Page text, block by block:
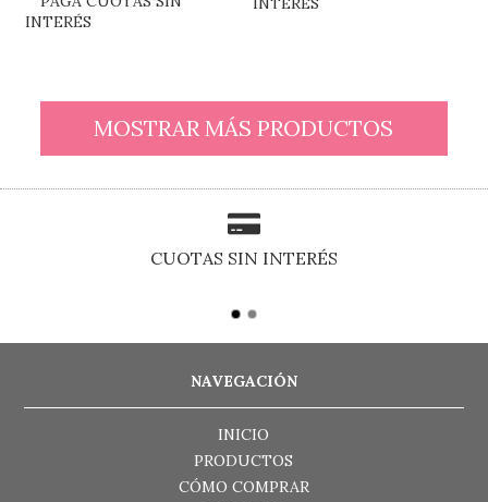
MOSTRAR MÁS PRODUCTOS
CUOTAS SIN INTERÉS
NAVEGACIÓN
INICIO
PRODUCTOS
CÓMO COMPRAR